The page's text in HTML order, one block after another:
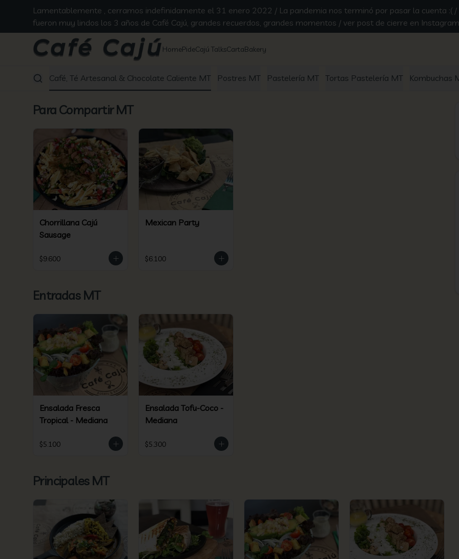
Lamentablemente , cerramos indefinidamente el 31 enero 2022 / La pandemia nos terminó por pasar la cuenta :(
fueron muy lindos los 3 años de Café Cajú, grandes recuerdos, grandes momentos / ver post de cierre en Instagram
HomePideCajú TalksCartaBakery
Desayuno - Once y Todo el Día MT Café, Té Artesanal & Chocolate Caliente MT Postres MT Pastelería MT Tortas Pastelería MT Kombuchas
Para Compartir MT
Chorrillana Cajú
Sausage
$9.600
Mexican Party
$6.100
Entradas MT
Ensalada Fresca
Tropical - Mediana
$5.100
Ensalada Tofu-Coco -
Mediana
$5.300
Principales MT